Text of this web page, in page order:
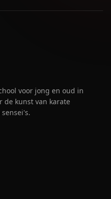
voor jong en oud in
de kunst van karate